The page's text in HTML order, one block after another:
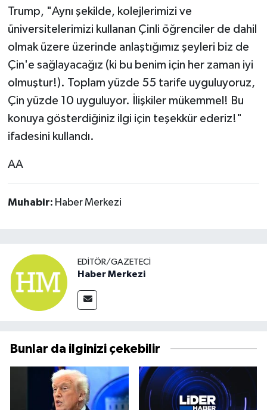
Trump, "Aynı şekilde, kolejlerimizi ve
üniversitelerimizi kullanan Çinli öğrenciler de dahil
olmak üzere üzerinde anlaştığımız şeyleri biz de
Çin'e sağlayacağız (ki bu benim için her zaman iyi
olmuştur!). Toplam yüzde 55 tarife uyguluyoruz,
Çin yüzde 10 uyguluyor. İlişkiler mükemmel! Bu
konuya gösterdiğiniz ilgi için teşekkür ederiz!"
ifadesini kullandı.
AA
Muhabir: Haber Merkezi
EDITÖR/GAZETECI
Haber Merkezi
Bunlar da ilginizi çekebilir